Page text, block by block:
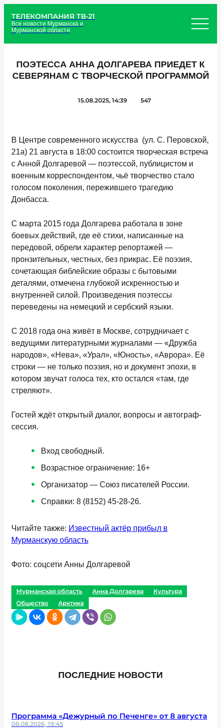
ТЕЛЕКОМПАНИЯ ТВ-21
Все новости Мурманска и
Мурманской области
ПОЭТЕССА АННА ДОЛГАРЕВА ПРИЕДЕТ К
СЕВЕРЯНАМ С ТВОРЧЕСКОЙ ПРОГРАММОЙ
15.08.2025, 14:39 547
В Центре современного искусства (ул. С. Перовской,
21а) 21 августа в 18:00 состоится творческая встреча
с Анной Долгаревой — поэтессой, публицистом и
военным корреспондентом, чьё творчество стало
голосом поколения, пережившего трагедию
Донбасса.
С марта 2015 года Долгарева работала в зоне
боевых действий, где её стихи, написанные на
передовой, обрели характер репортажей —
пронзительных, честных, без прикрас. Её поэзия,
сочетающая библейские образы с бытовыми
деталями, отмечена глубокой искренностью и
внутренней силой. Произведения поэтессы
переведены на немецкий и сербский языки.
С 2018 года она живёт в Москве, сотрудничает с
ведущими литературными журналами — «Дружба
народов», «Нева», «Урал», «Юность», «Аврора». Её
строки — не только поэзия, но и документ эпохи, в
котором звучат голоса тех, кто остался «там, где
стреляют».
Гостей ждёт открытый диалог, вопросы и автограф-
сессия.
Вход свободный.
Возрастное ограничение: 16+
Организатор — Союз писателей России.
Справки: 8 (8152) 45-28-26.
Читайте также: Известный актёр прибыл в
Мурманскую область
Фото: соцсети Анны Долгаревой
Мурманская область Анна Долгарева
Культура
Общество
Арктика
ПОСЛЕДНИЕ НОВОСТИ
Программа «Дежурный по Печенге» от 8 августа
08.08.2026, 19:45